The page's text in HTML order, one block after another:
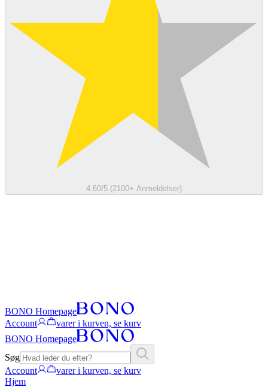
4.60/5 (2100+ Anmeldelser)
BONO Homepage
Account
varer i kurven, se kurv
BONO Homepage
Søg
Account
varer i kurven, se kurv
Hjem